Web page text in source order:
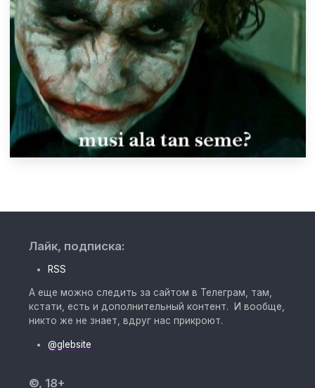
Лайк, подписка:
RSS
А еще можно следить за сайтом в Телеграм, там,
кстати, есть и дополнительный контент. И вообще,
никто же не знает, вдруг нас прикроют.
@glebsite
©, 18+